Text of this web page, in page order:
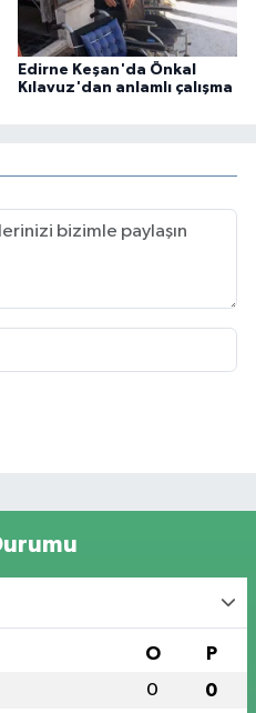
Edirne Keşan'da Önkal
Kılavuz'dan anlamlı çalışma
O P
0 0